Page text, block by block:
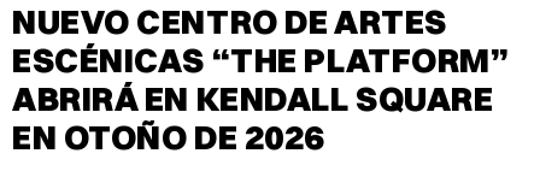
NUEVO CENTRO DE ARTES
ESCÉNICAS “THE PLATFORM”
ABRIRÁ EN KENDALL SQUARE
EN OTOÑO DE 2026